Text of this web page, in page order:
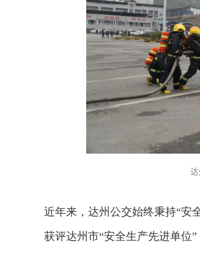
近年来，达州公交始终秉持“安
获评达州市“安全生产先进单位